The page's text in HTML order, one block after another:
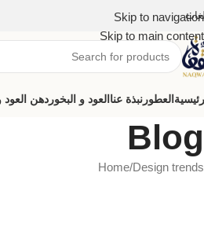
Skip to navigation
Skip to main content
العطور نبذة عنا العود و البخور دهن
Blog
Home Design trends